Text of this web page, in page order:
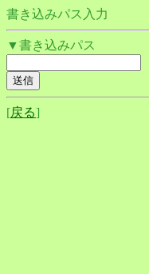
書き込みパス入力
▼書き込みパス
[戻る]